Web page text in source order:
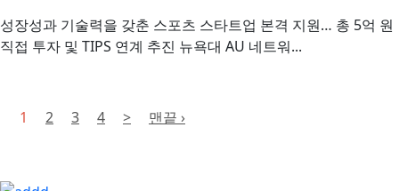
성장성과 기술력을 갖춘 스포츠 스타트업 본격 지원… 총 5억 원
직접 투자 및 TIPS 연계 추진 뉴욕대 AU 네트워...
1 2 3 4 > 맨끝 ›